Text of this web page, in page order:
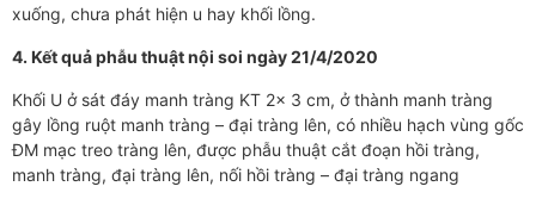
xuống, chưa phát hiện u hay khối lồng.
4. Kết quả phẫu thuật nội soi ngày 21/4/2020
Khối U ở sát đáy manh tràng KT 2x 3 cm, ở thành manh tràng
gây lồng ruột manh tràng – đại tràng lên, có nhiều hạch vùng gốc
ĐM mạc treo tràng lên, được phẫu thuật cắt đoạn hồi tràng,
manh tràng, đại tràng lên, nối hồi tràng – đại tràng ngang